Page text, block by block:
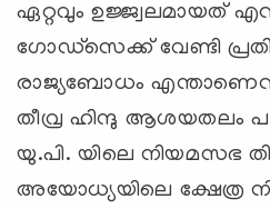
ഏറ്റവും ഉജ്ജ്വലമായത്
ഗോഡ്സെക്ക് വേണ്ടി
രാജ്യബോധം എന്താണെന്ന്
തീവ്ര ഹിന്ദു ആശയതലം
യു.പി. യിലെ നിയമസഭ
അയോധ്യയിലെ ക്ഷേത്ര